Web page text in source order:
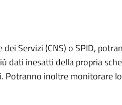
Servizi (CNS) o SPID,
dati inesatti della propria
Potranno inoltre monitorare